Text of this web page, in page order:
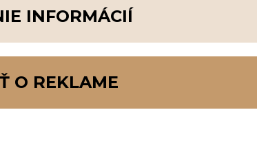
INFORMÁCIÍ
O REKLAME